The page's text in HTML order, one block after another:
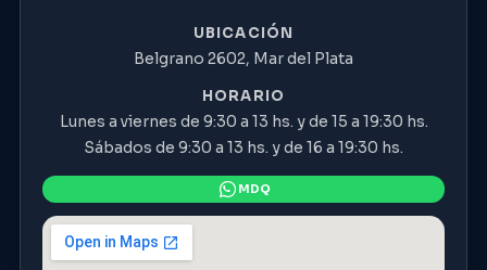
UBICACIÓN
Belgrano 2602, Mar del Plata
HORARIO
Lunes a viernes de 9:30 a 13 hs. y de 15 a 19:30 hs.
Sábados de 9:30 a 13 hs. y de 16 a 19:30 hs.